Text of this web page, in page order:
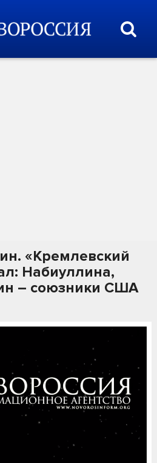
«Кремлевский
Набиуллина,
– союзники США